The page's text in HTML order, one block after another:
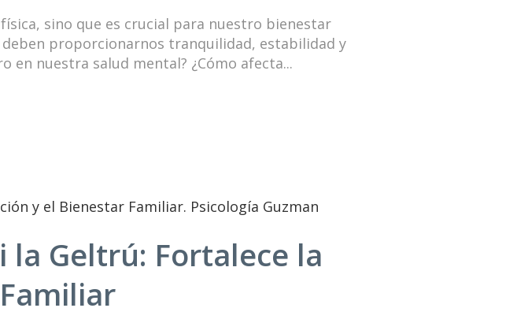
sino que es crucial para nuestro bienestar
proporcionarnos tranquilidad, estabilidad y
en nuestra salud mental? ¿Cómo afecta...
la Geltrú: Fortalece la